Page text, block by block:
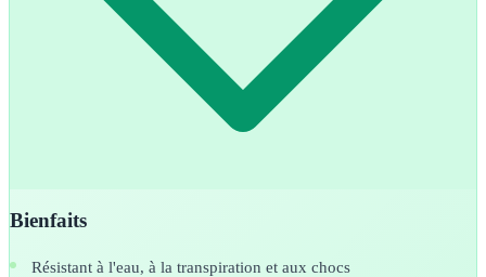
Bienfaits
Résistant à l'eau, à la transpiration et aux chocs